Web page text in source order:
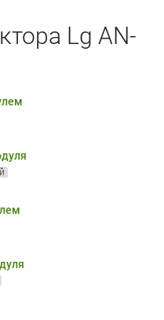
Lg AN-